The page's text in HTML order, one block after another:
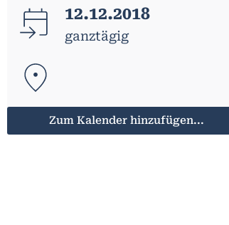
12.12.2018
ganztägig
Zum Kalender hinzufügen...